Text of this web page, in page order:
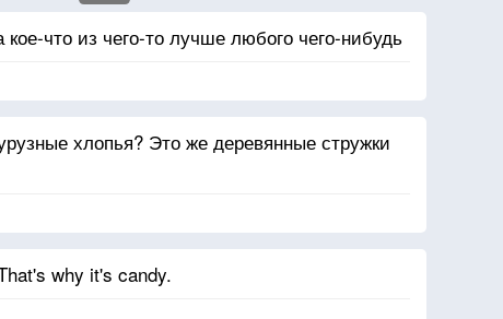
что из чего-то лучше любого чего-нибудь
хлопья? Это же деревянные стружки
why it's candy.